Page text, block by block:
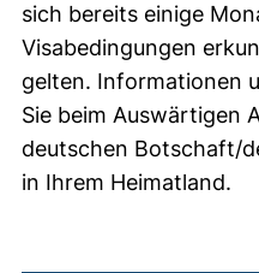
sich bereits einige
Visabedingungen
gelten. Informationen
Sie beim Auswärtigen
deutschen Botschaft/
in Ihrem Heimatland.